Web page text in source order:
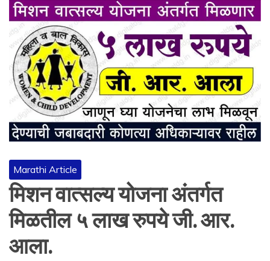
Marathi Article
मिशन वात्सल्य योजना अंतर्गत
मिळतील ५ लाख रुपये जी. आर.
आला.